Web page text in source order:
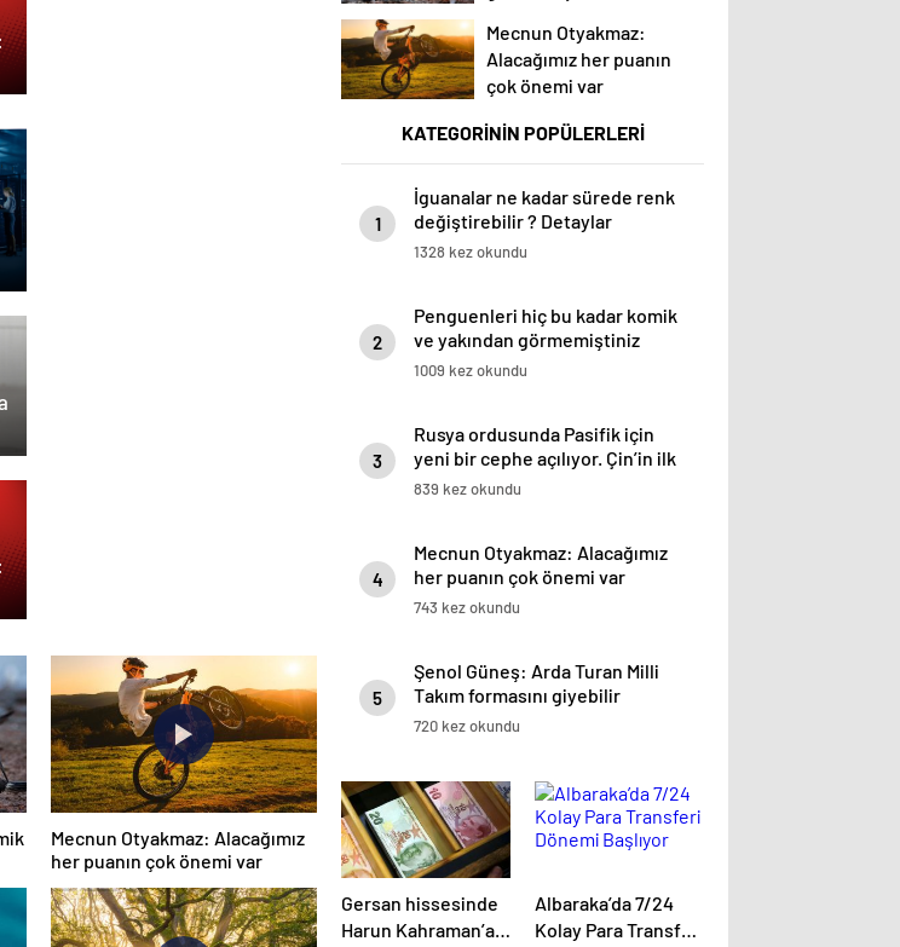
Mecnun Otyakmaz: Alacağımız
her puanın çok önemi var
Mecnun Otyakmaz:
Alacağımız her puanın
çok önemi var
KATEGORİNİN POPÜLERLERİ
1
İguanalar ne kadar sürede renk
değiştirebilir ? Detaylar
burada…
1328 kez okundu
2
Penguenleri hiç bu kadar komik
ve yakından görmemiştiniz
1009 kez okundu
3
Rusya ordusunda Pasifik için
yeni bir cephe açılıyor. Çin’in ilk
tepkisi!
839 kez okundu
4
Mecnun Otyakmaz: Alacağımız
her puanın çok önemi var
743 kez okundu
5
Şenol Güneş: Arda Turan Milli
Takım formasını giyebilir
720 kez okundu
Gersan hissesinde
Harun Kahraman’a
Albaraka’da 7/24
Kolay Para Transferi